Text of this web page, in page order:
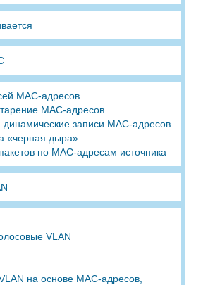
MAC-адресов
MAC-адресов
динамические записи MAC-адресов
«черная дыра»
по MAC-адресам источника
VLAN
на основе MAC-адресов,